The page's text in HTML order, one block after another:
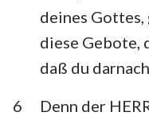
deines
diese Gebote,
daß du
6
Denn der